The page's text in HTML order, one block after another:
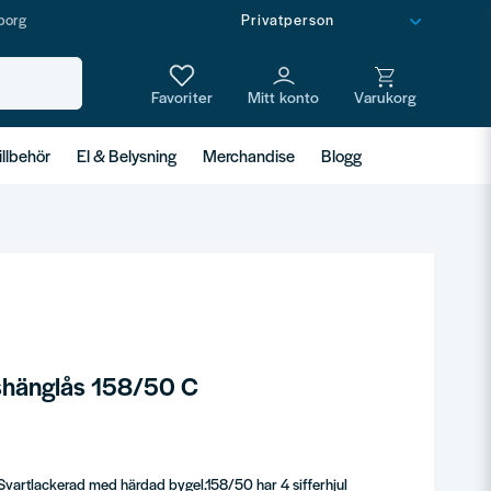
El & Belysning Merchandise Blogg
158/50 C
med härdad bygel.158/50 har 4 sifferhjul